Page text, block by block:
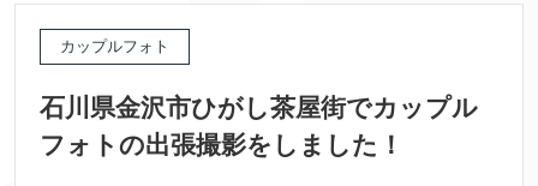
カップルフォト
石川県金沢市ひがし茶屋街でカップル
フォトの出張撮影をしました！